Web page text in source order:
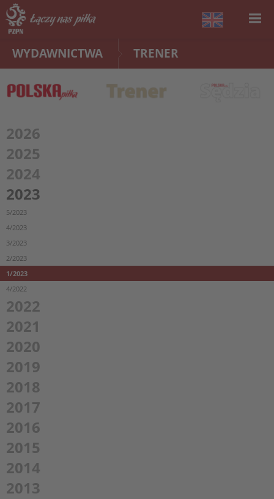
WYDAWNICTWA TRENER
2026
2025
2024
2023
5/2023
4/2023
3/2023
2/2023
1/2023
4/2022
2022
2021
2020
2019
2018
2017
2016
2015
2014
2013